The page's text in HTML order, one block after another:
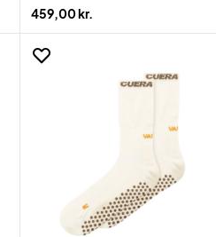
459,00 kr.